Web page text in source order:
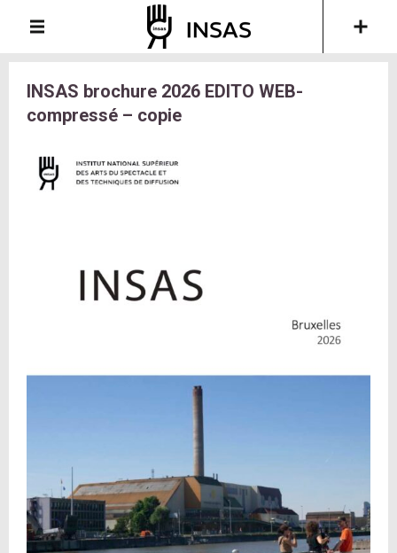
INSAS brochure 2026 EDITO WEB-
compressé – copie